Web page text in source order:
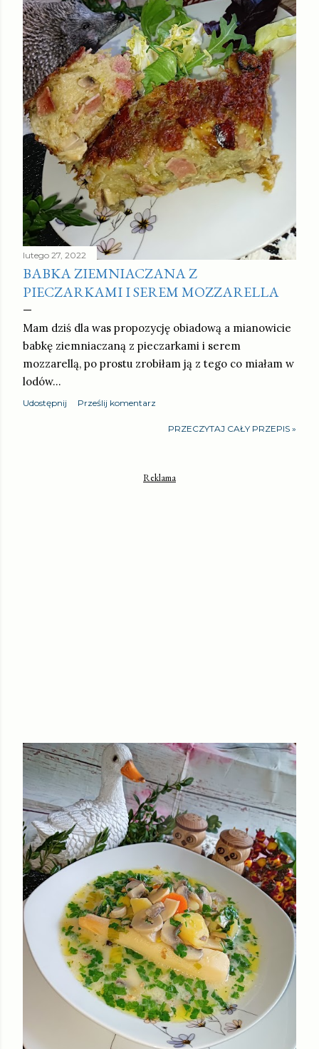
lutego 27, 2022
BABKA ZIEMNIACZANA Z
PIECZARKAMI I SEREM MOZZARELLA
Mam dziś dla was propozycję obiadową a mianowicie
babkę ziemniaczaną z pieczarkami i serem
mozzarellą, po prostu zrobiłam ją z tego co miałam w
lodów…
Udostępnij Prześlij komentarz
PRZECZYTAJ CAŁY PRZEPIS »